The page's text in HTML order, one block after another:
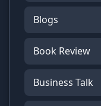
Blogs
Book Review
Business Talk